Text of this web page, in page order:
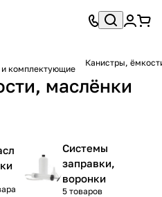
комплектующие
Канистры,
маслёнки
Системы
заправки,
воронки
5 товаров